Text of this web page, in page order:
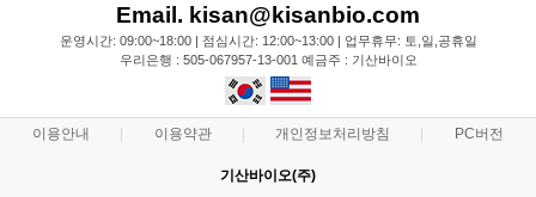
Email. kisan@kisanbio.com
운영시간: 09:00~18:00 | 점심시간: 12:00~13:00 | 업무휴무: 토,일,공휴일
우리은행 : 505-067957-13-001 예금주 : 기산바이오
이용안내 이용약관 개인정보처리방침 PC버전
기산바이오(주)